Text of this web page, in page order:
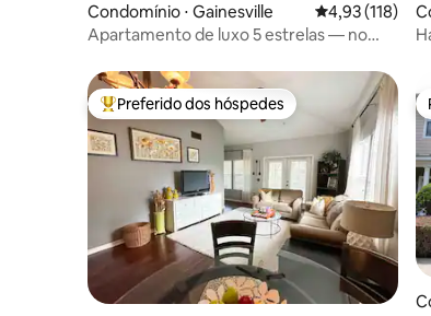
Condomínio ⋅ Gainesville 4,93 de uma
4,93 (118)
Apartamento de luxo 5 estrelas — no
Entre os melhores preferidos dos hóspedes
Preferido dos hóspedes